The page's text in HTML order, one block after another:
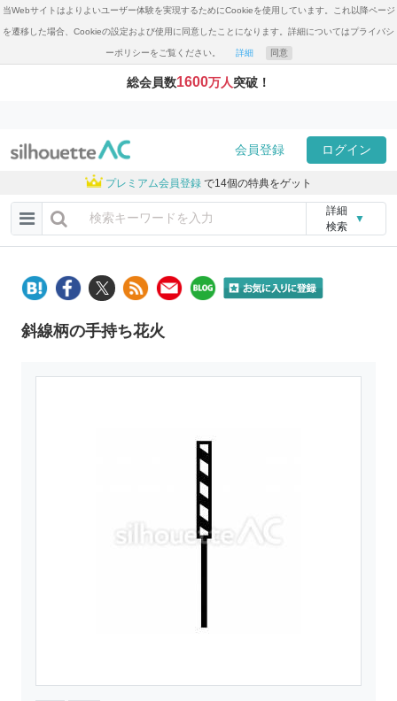
当Webサイトはよりよいユーザー体験を実現するためにCookieを使用しています。これ以降ページ
を遷移した場合、Cookieの設定および使用に同意したことになります。詳細についてはプライバシ
ーポリシーをご覧ください。 詳細 同意
総会員数1600万人突破！
会員登録 ログイン
プレミアム会員登録 で14個の特典をゲット
詳細
検索
▼
斜線柄の手持ち花火